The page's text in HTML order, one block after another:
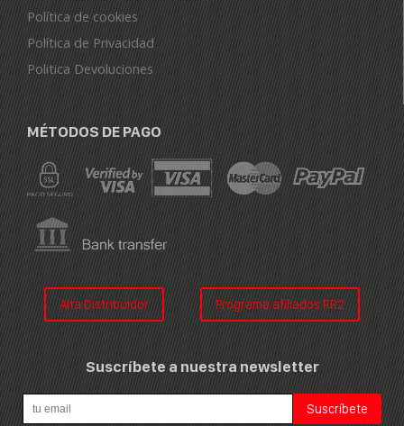
Política de cookies
Política de Privacidad
Politica Devoluciones
MÉTODOS DE PAGO
Alta Distribuidor Programa afiliados RR2
Suscríbete a nuestra newsletter